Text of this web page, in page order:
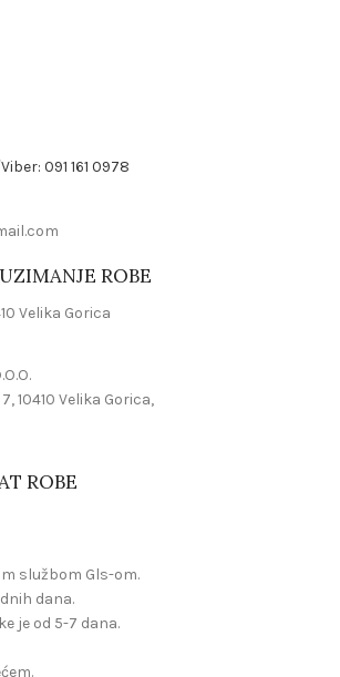
091 161 0978
ROBE
Velika Gorica
10410 Velika Gorica,
ROBE
službom Gls-om.
dana.
je od 5-7 dana.